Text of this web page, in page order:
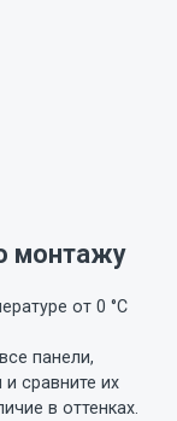
монтажу
от 0 °C
панели,
сравните их
в оттенках.